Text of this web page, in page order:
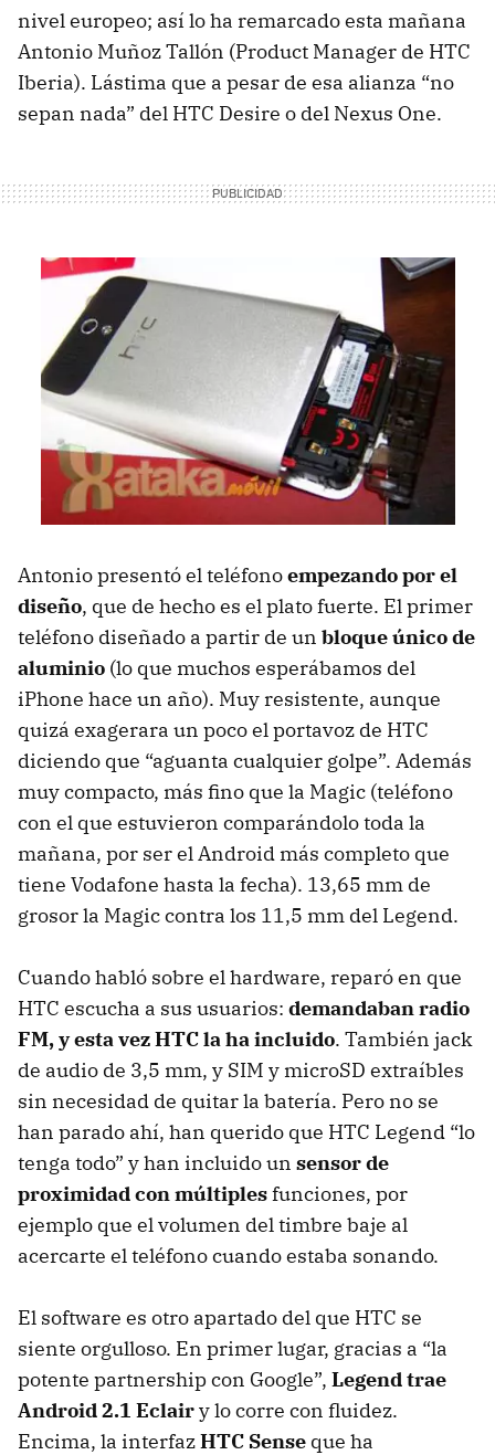
nivel europeo; así lo ha remarcado esta mañana
Antonio Muñoz Tallón (Product Manager de HTC
Iberia). Lástima que a pesar de esa alianza “no
sepan nada” del HTC Desire o del Nexus One.
Antonio presentó el teléfonoempezando por el
diseño, que de hecho es el plato fuerte. El primer
teléfono diseñado a partir de un bloque único de
aluminio (lo que muchos esperábamos del
iPhone hace un año). Muy resistente, aunque
quizá exagerara un poco el portavoz de HTC
diciendo que “aguanta cualquier golpe”. Además
muy compacto, más fino que la Magic (teléfono
con el que estuvieron comparándolo toda la
mañana, por ser el Android más completo que
tiene Vodafone hasta la fecha). 13,65 mm de
grosor la Magic contra los 11,5 mm del Legend.
Cuando habló sobre el hardware, reparó en que
HTC escucha a sus usuarios: demandaban radio
FM, y esta vezHTCla ha incluido. También jack
de audio de 3,5 mm, y SIM y microSD extraíbles
sin necesidad de quitar la batería. Pero no se
han parado ahí, han querido que HTC Legend “lo
tenga todo” y han incluido un sensor de
proximidad con múltiplesfunciones, por
ejemplo que el volumen del timbre baje al
acercarte el teléfono cuando estaba sonando.
El software es otro apartado del que HTC se
siente orgulloso. En primer lugar, gracias a “la
potente partnership con Google”, Legend trae
Android 2.1 Eclairy lo corre con fluidez.
Encima, la interfazHTC Sense que ha